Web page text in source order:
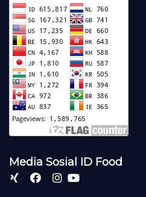
Media Sosial ID Food